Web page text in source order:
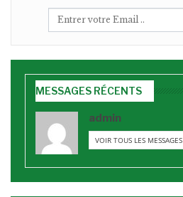
MESSAGES RÉCENTS
admin
VOIR TOUS LES MESSAGES